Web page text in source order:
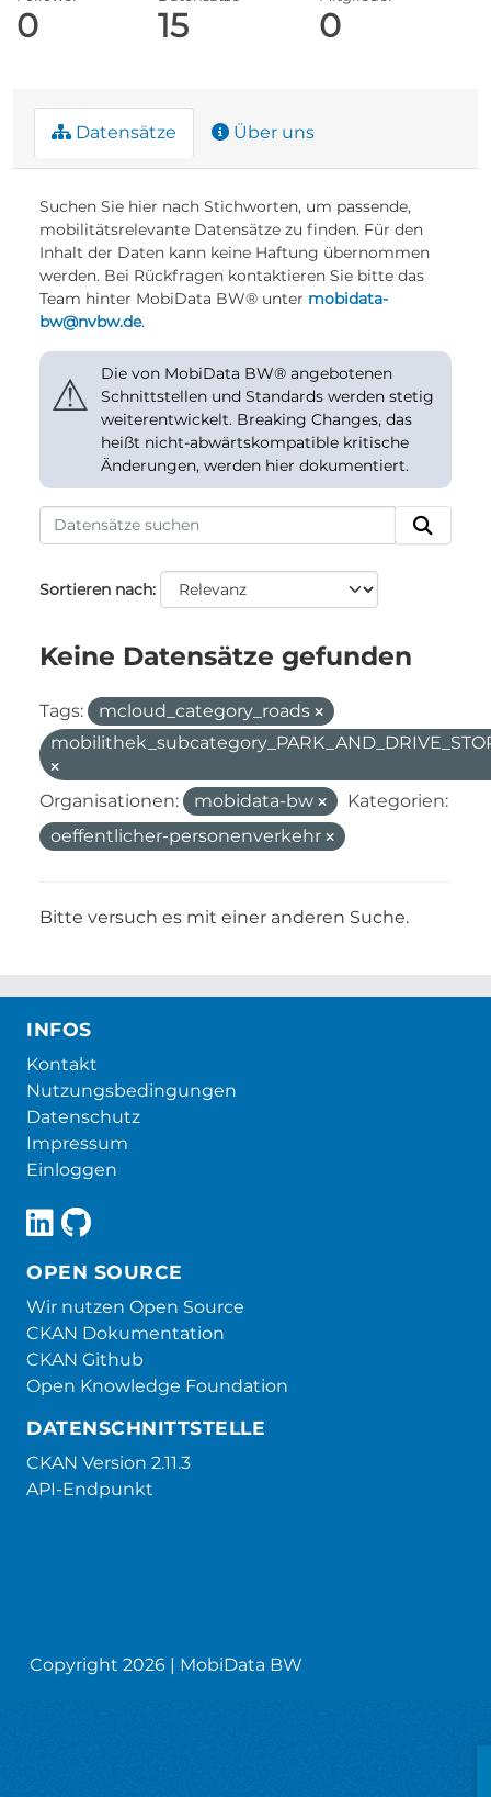
0 15 0
Datensätze Über uns
Suchen Sie hier nach Stichworten, um passende,
mobilitätsrelevante Datensätze zu finden. Für den
Inhalt der Daten kann keine Haftung übernommen
werden. Bei Rückfragen kontaktieren Sie bitte das
Team hinter MobiData BW® unter mobidata-
bw@nvbw.de.
⚠
Die von MobiData BW® angebotenen
Schnittstellen und Standards werden stetig
weiterentwickelt. Breaking Changes, das
heißt nicht-abwärtskompatible kritische
Änderungen, werden hier dokumentiert.
Sortieren nach
Keine Datensätze gefunden
Tags:
mcloud_category_roads
Organisationen: mobidata-bw
Kategorien:
oeffentlicher-personenverkehr
Bitte versuch es mit einer anderen Suche.
INFOS
Kontakt
Nutzungsbedingungen
Datenschutz
Impressum
Einloggen
OPEN SOURCE
Wir nutzen Open Source
CKAN Dokumentation
CKAN Github
Open Knowledge Foundation
DATENSCHNITTSTELLE
CKAN Version 2.11.3
API-Endpunkt
Copyright 2026 | MobiData BW